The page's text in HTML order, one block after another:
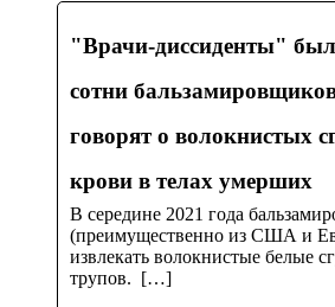
"Врачи-диссиденты"
сотни
говорят о волокнистых
крови в телах умерших
В середине 2021 года
(преимущественно из США и
извлекать волокнистые белые
трупов. […]